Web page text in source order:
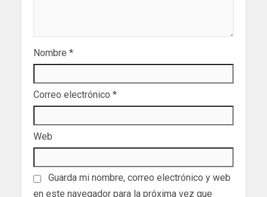
Nombre *
Correo electrónico *
Web
Guarda mi nombre, correo electrónico y web
en este navegador para la próxima vez que